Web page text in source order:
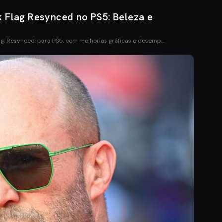
Resynced no PS5: Beleza e
Resynced, para PS5, com melhorias gráficas e desemp…